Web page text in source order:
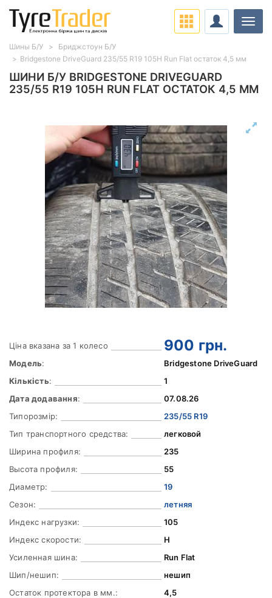
ШИНИ Б/У BRIDGESTONE DRIVEGUARD
235/55 R19 105H RUN FLAT ОСТАТОК 4,5 ММ
Ціна вказана за 1 колесо 900 грн.
Модель:
Bridgestone DriveGuard
Кількість:
1
Дата додавання:
07.08.26
Типорозмір:
235/55 R19
Тип транспортного средства:
легковой
Ширина профиля:
235
Высота профиля:
55
Диаметр:
19
Сезон:
летняя
Индекс нагрузки:
105
Индекс скорости:
H
Усиленная шина:
Run Flat
Шип/нешип:
нешип
Остаток протектора в мм.:
4,5
Шины Б/У
Бриджстоун Б/У
Bridgestone DriveGuard 235/55 R19 105H Run Flat остаток 4,5 мм